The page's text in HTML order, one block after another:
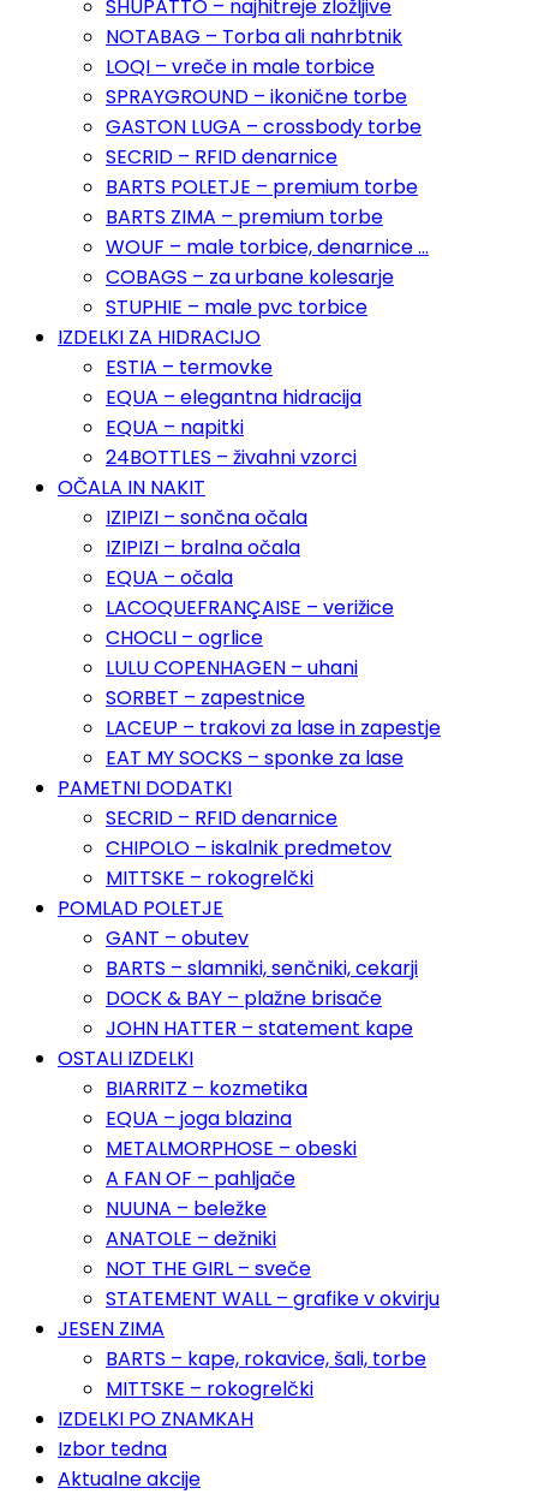
SHUPATTO – najhitreje zložljive
NOTABAG – Torba ali nahrbtnik
LOQI – vreče in male torbice
SPRAYGROUND – ikonične torbe
GASTON LUGA – crossbody torbe
SECRID – RFID denarnice
BARTS POLETJE – premium torbe
BARTS ZIMA – premium torbe
WOUF – male torbice, denarnice …
COBAGS – za urbane kolesarje
STUPHIE – male pvc torbice
IZDELKI ZA HIDRACIJO
ESTIA – termovke
EQUA – elegantna hidracija
EQUA – napitki
24BOTTLES – živahni vzorci
OČALA IN NAKIT
IZIPIZI – sončna očala
IZIPIZI – bralna očala
EQUA – očala
LACOQUEFRANÇAISE – verižice
CHOCLI – ogrlice
LULU COPENHAGEN – uhani
SORBET – zapestnice
LACEUP – trakovi za lase in zapestje
EAT MY SOCKS – sponke za lase
PAMETNI DODATKI
SECRID – RFID denarnice
CHIPOLO – iskalnik predmetov
MITTSKE – rokogrelčki
POMLAD POLETJE
GANT – obutev
BARTS – slamniki, senčniki, cekarji
DOCK & BAY – plažne brisače
JOHN HATTER – statement kape
OSTALI IZDELKI
BIARRITZ – kozmetika
EQUA – joga blazina
METALMORPHOSE – obeski
A FAN OF – pahljače
NUUNA – beležke
ANATOLE – dežniki
NOT THE GIRL – sveče
STATEMENT WALL – grafike v okvirju
JESEN ZIMA
BARTS – kape, rokavice, šali, torbe
MITTSKE – rokogrelčki
IZDELKI PO ZNAMKAH
Izbor tedna
Aktualne akcije